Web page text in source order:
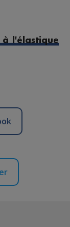
à l'élastique